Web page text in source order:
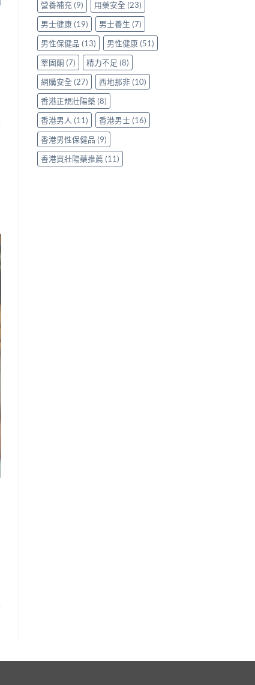
營養補充 (9) 用藥安全 (23)
男士健康(19) 男士養生 (7)
男性保健品 (13) 男性健康(51)
睪固酮 (7) 精力不足 (8)
網購安全 (27) 西地那非(10)
香港正規壯陽藥 (8)
香港男人 (11) 香港男士(16)
香港男性保健品 (9)
香港買壯陽藥推薦 (11)